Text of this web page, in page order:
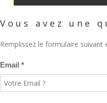
Vous avez une
Remplissez le formulaire
Email